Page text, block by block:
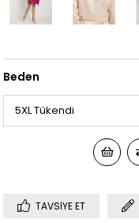
Beden
TAVSIYE ET